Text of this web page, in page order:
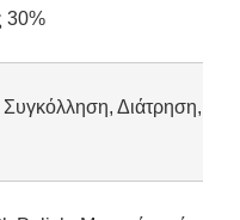
30%
Συγκόλληση, Διάτρηση,